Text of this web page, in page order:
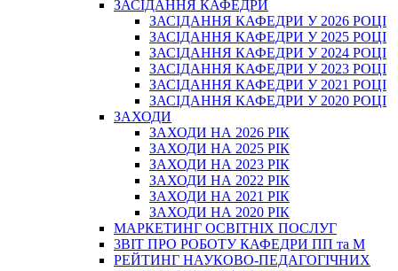
ЗАСІДАННЯ КАФЕДРИ
ЗАСІДАННЯ КАФЕДРИ У 2026 РОЦІ
ЗАСІДАННЯ КАФЕДРИ У 2025 РОЦІ
ЗАСІДАННЯ КАФЕДРИ У 2024 РОЦІ
ЗАСІДАННЯ КАФЕДРИ У 2023 РОЦІ
ЗАСІДАННЯ КАФЕДРИ У 2021 РОЦІ
ЗАСІДАННЯ КАФЕДРИ У 2020 РОЦІ
ЗАХОДИ
ЗАХОДИ НА 2026 РІК
ЗАХОДИ НА 2025 РІК
ЗАХОДИ НА 2023 РІК
ЗАХОДИ НА 2022 РІК
ЗАХОДИ НА 2021 РІК
ЗАХОДИ НА 2020 РІК
МАРКЕТИНГ ОСВІТНІХ ПОСЛУГ
3BIT ПРО РОБОТУ КАФЕДРИ ПП та М
РЕЙТИНГ НАУКОВО-ПЕДАГОГІЧНИХ